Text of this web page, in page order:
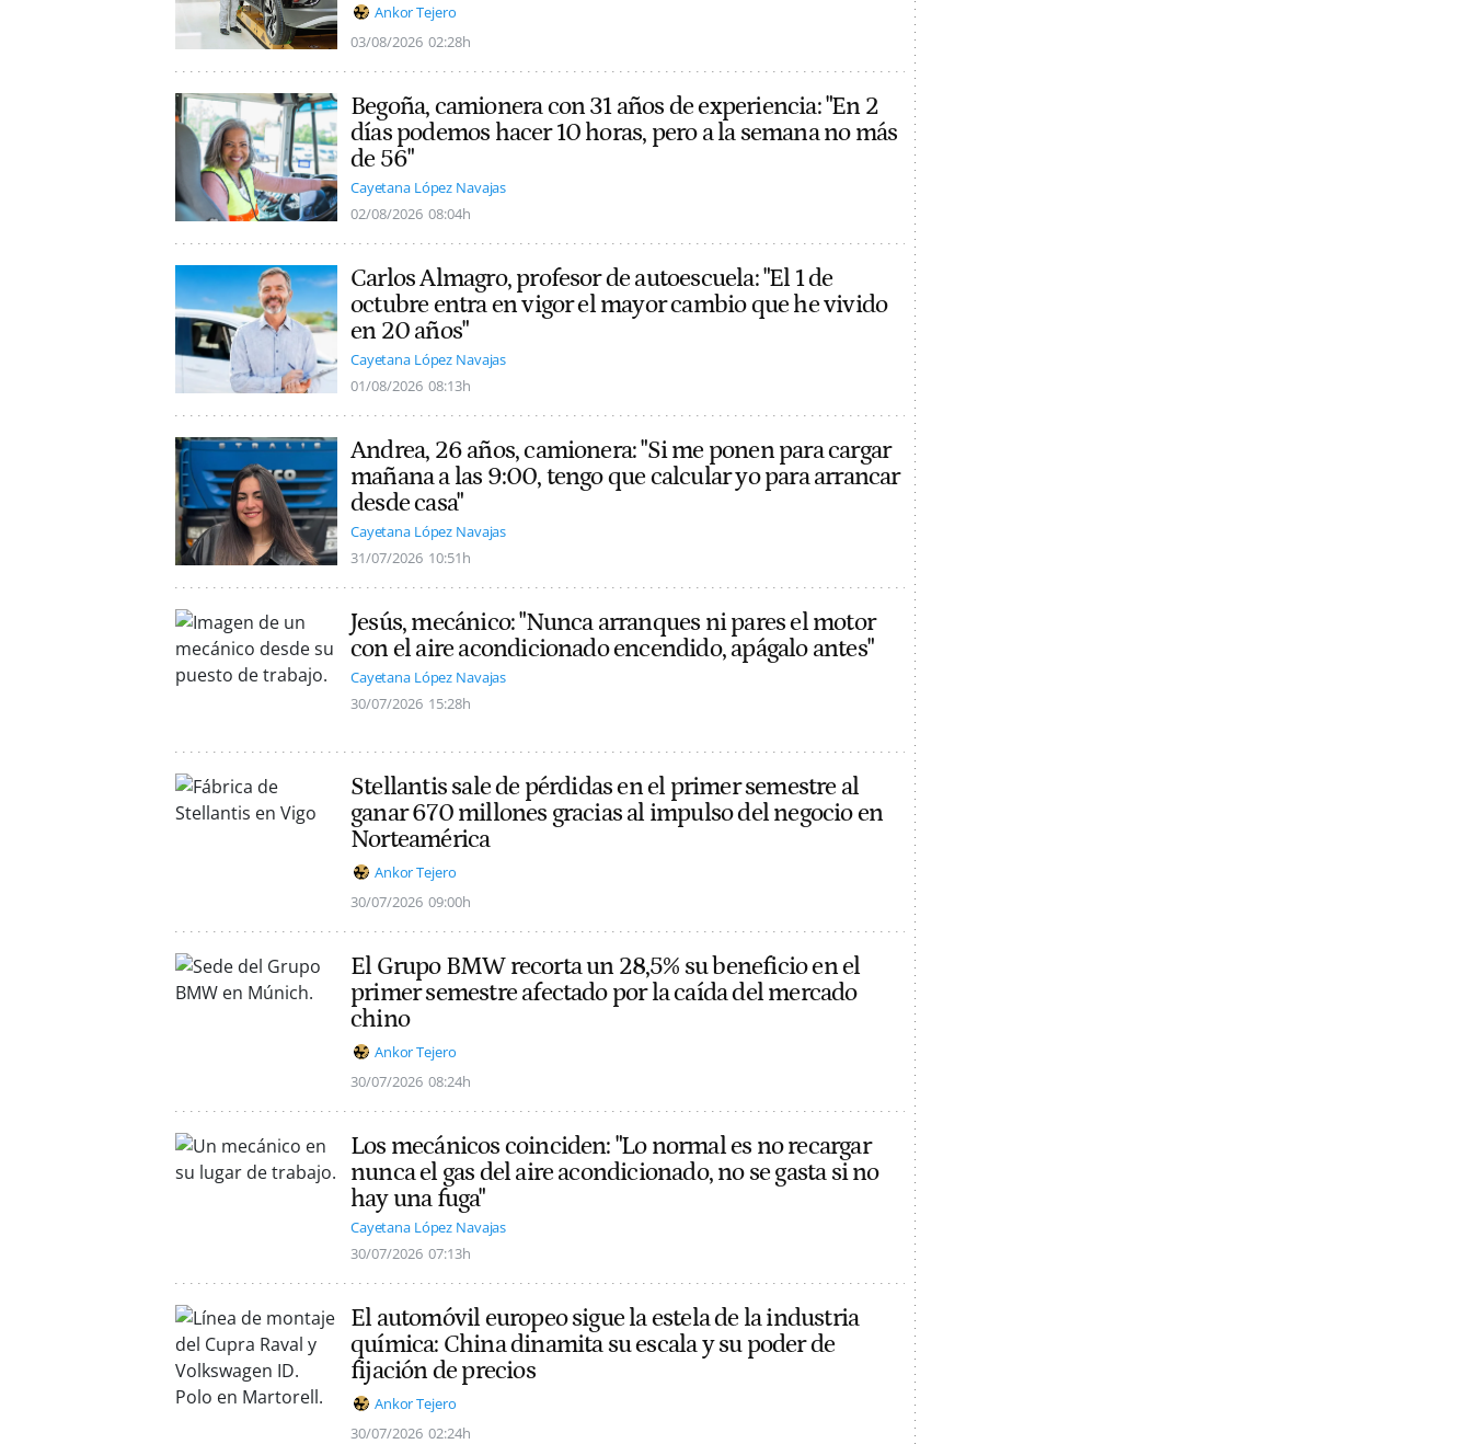
Ankor Tejero
03/08/2026 02:28h
Begoña, camionera con 31 años de experiencia: "En 2
días podemos hacer 10 horas, pero a la semana no más
de 56"
Cayetana López Navajas
02/08/2026 08:04h
Carlos Almagro, profesor de autoescuela: "El 1 de
octubre entra en vigor el mayor cambio que he vivido
en 20 años"
Cayetana López Navajas
01/08/2026 08:13h
Andrea, 26 años, camionera: "Si me ponen para cargar
mañana a las 9:00, tengo que calcular yo para arrancar
desde casa"
Cayetana López Navajas
31/07/2026 10:51h
Jesús, mecánico: "Nunca arranques ni pares el motor
con el aire acondicionado encendido, apágalo antes"
Cayetana López Navajas
30/07/2026 15:28h
Stellantis sale de pérdidas en el primer semestre al
ganar 670 millones gracias al impulso del negocio en
Norteamérica
Ankor Tejero
30/07/2026 09:00h
El Grupo BMW recorta un 28,5% su beneficio en el
primer semestre afectado por la caída del mercado
chino
Ankor Tejero
30/07/2026 08:24h
Los mecánicos coinciden: "Lo normal es no recargar
nunca el gas del aire acondicionado, no se gasta si no
hay una fuga"
Cayetana López Navajas
30/07/2026 07:13h
El automóvil europeo sigue la estela de la industria
química: China dinamita su escala y su poder de
fijación de precios
Ankor Tejero
30/07/2026 02:24h